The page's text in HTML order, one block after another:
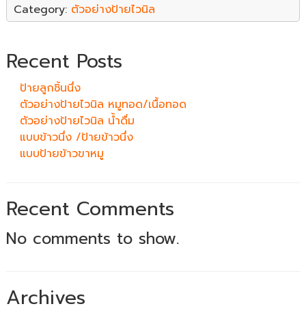
Category: ตัวอย่างป้ายไวนิล
Recent Posts
ป้ายลูกชิ้นนึ่ง
ตัวอย่างป้ายไวนิล หมูทอด/เนื้อทอด
ตัวอย่างป้ายไวนิล น้ำดื่ม
แบบข้าวนึ่ง /ป้ายข้าวนึ่ง
แบบป้ายข้าวขาหมู
Recent Comments
No comments to show.
Archives